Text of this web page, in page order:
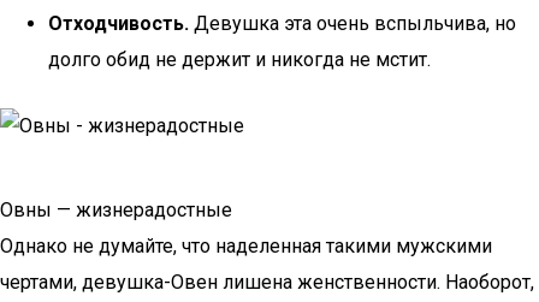
Отходчивость. Девушка эта очень вспыльчива, но
долго обид не держит и никогда не мстит.
Овны — жизнерадостные
Однако не думайте, что наделенная такими мужскими
чертами, девушка-Овен лишена женственности. Наоборот,